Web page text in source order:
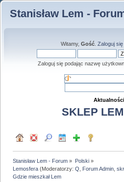
Stanisław Lem -
Witamy, Gość. Zaloguj się
Zaloguj się podając nazwę
SKLEP
Stanisław Lem - Forum » Polski»
Lemosfera (Moderatorzy:Q Forum Admin ,
Gdzie mieszkał Lem